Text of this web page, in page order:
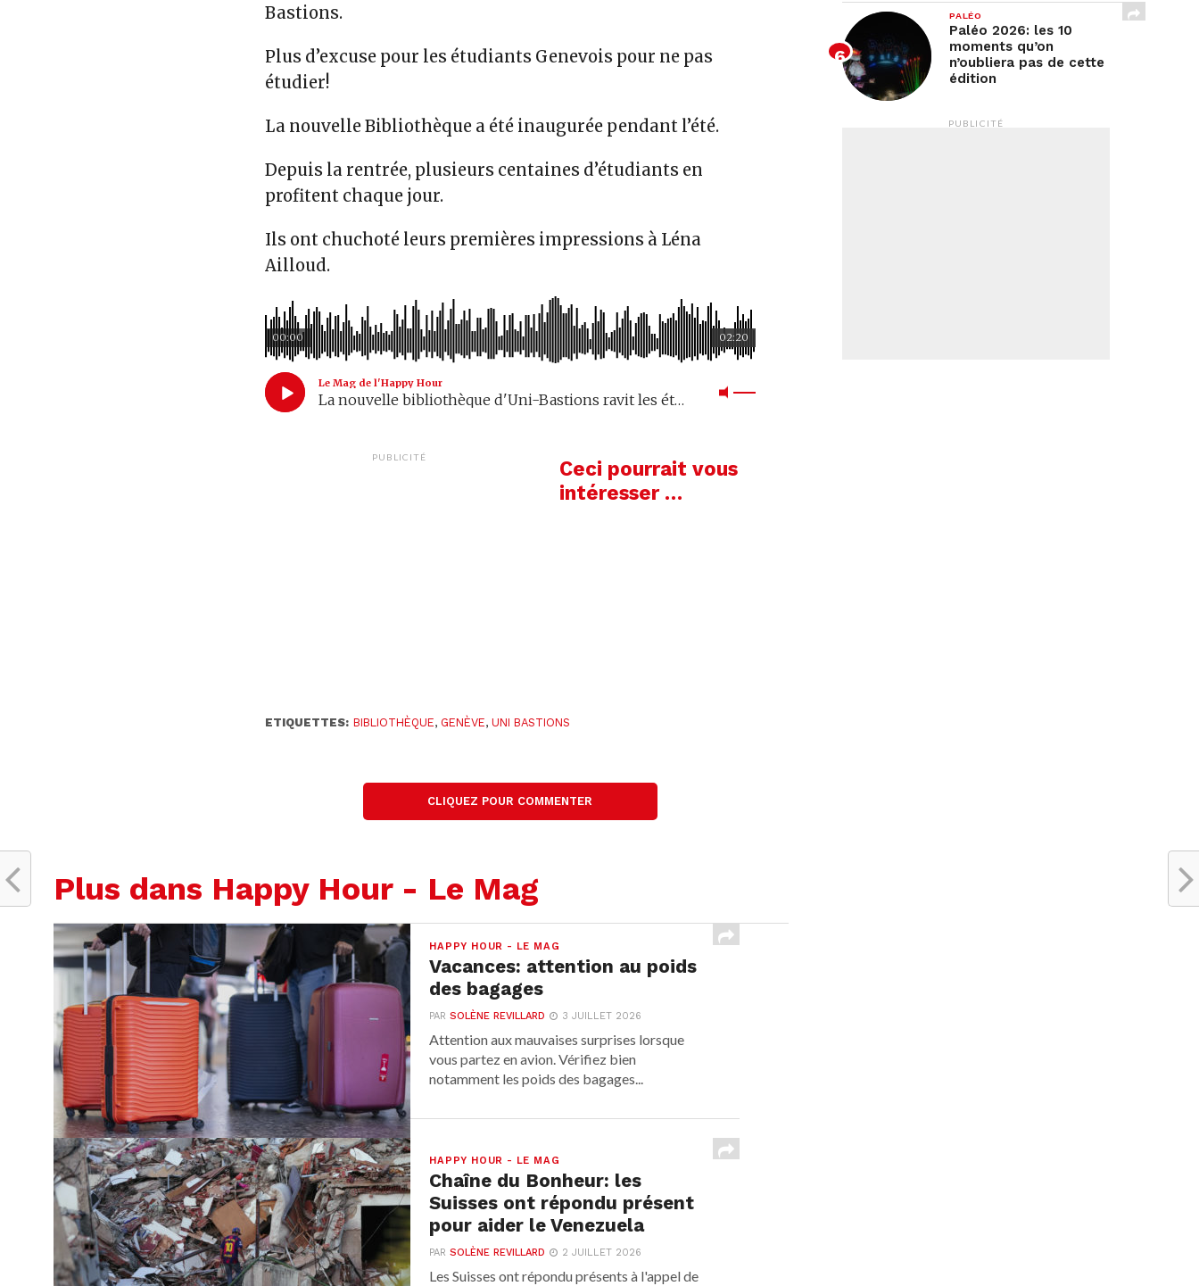
Bastions.
Plus d’excuse pour les étudiants Genevois pour ne pas
étudier!
La nouvelle Bibliothèque a été inaugurée pendant l’été.
Depuis la rentrée, plusieurs centaines d’étudiants en
profitent chaque jour.
Ils ont chuchoté leurs premières impressions à Léna
Ailloud.
02:20
00:00
Le Mag de l'Happy Hour
La nouvelle bibliothèque d'Uni-Bastions ravit les étudiants
PUBLICITÉ
Ceci pourrait vous
intéresser …
ETIQUETTES: BIBLIOTHÈQUE, GENÈVE,UNI BASTIONS
CLIQUEZ POUR COMMENTER
Plus dans Happy Hour - Le Mag
HAPPY HOUR - LE MAG
Vacances: attention au poids
des bagages
PARSOLÈNE REVILLARD 3 JUILLET 2026
Attention aux mauvaises surprises lorsque
vous partez en avion. Vérifiez bien
notamment les poids des bagages...
HAPPY HOUR - LE MAG
Chaîne du Bonheur: les
Suisses ont répondu présent
pour aider le Venezuela
PARSOLÈNE REVILLARD 2 JUILLET 2026
Les Suisses ont répondu présents à l'appel de
PALÉO
Paléo 2026: les 10
moments qu’on
n’oubliera pas de cette
édition
PUBLICITÉ